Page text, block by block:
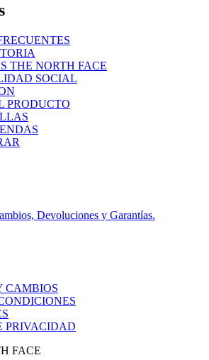
THE NORTH FACE
SOCIAL
PRODUCTO
Devoluciones y Garantías.
CAMBIOS
PRIVACIDAD
FACE